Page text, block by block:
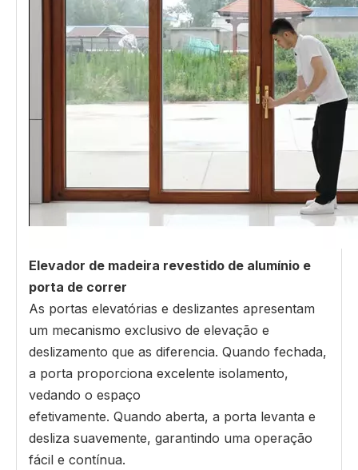
Elevador de madeira revestido de alumínio e
porta de correr
As portas elevatórias e deslizantes apresentam
um mecanismo exclusivo de elevação e
deslizamento que as diferencia. Quando fechada,
a porta proporciona excelente isolamento,
vedando o espaço
efetivamente. Quando aberta, a porta levanta e
desliza suavemente, garantindo uma operação
fácil e contínua.